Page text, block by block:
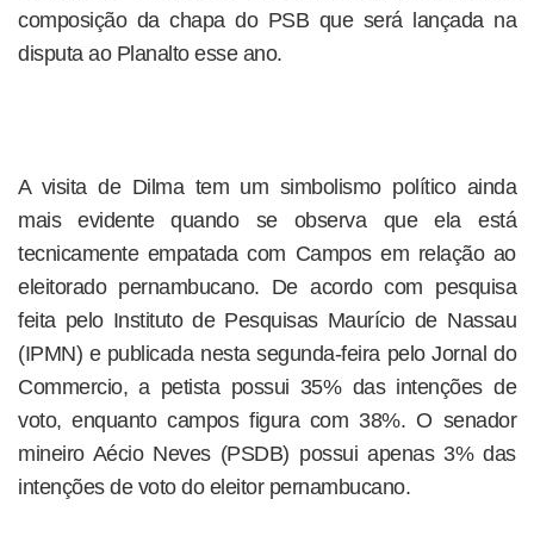
composição da chapa do PSB que será lançada na
disputa ao Planalto esse ano.
A visita de Dilma tem um simbolismo político ainda
mais evidente quando se observa que ela está
tecnicamente empatada com Campos em relação ao
eleitorado pernambucano. De acordo com pesquisa
feita pelo Instituto de Pesquisas Maurício de Nassau
(IPMN) e publicada nesta segunda-feira pelo Jornal do
Commercio, a petista possui 35% das intenções de
voto, enquanto campos figura com 38%. O senador
mineiro Aécio Neves (PSDB) possui apenas 3% das
intenções de voto do eleitor pernambucano.